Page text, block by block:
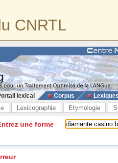
CNRTL
lexical Corpus
Lexicographie Etymologie
une forme